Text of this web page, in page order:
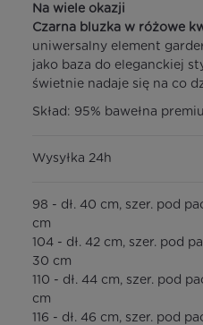
Na wiele okazji
Czarna bluzka w różowe
uniwersalny element
jako baza do eleganckiej
świetnie nadaje się na co
Skład: 95% bawełna
Wysyłka 24h
98 - dł. 40 cm, szer. pod
cm
104 - dł. 42 cm, szer. pod
30 cm
110 - dł. 44 cm, szer. pod
cm
116 - dł. 46 cm, szer. pod